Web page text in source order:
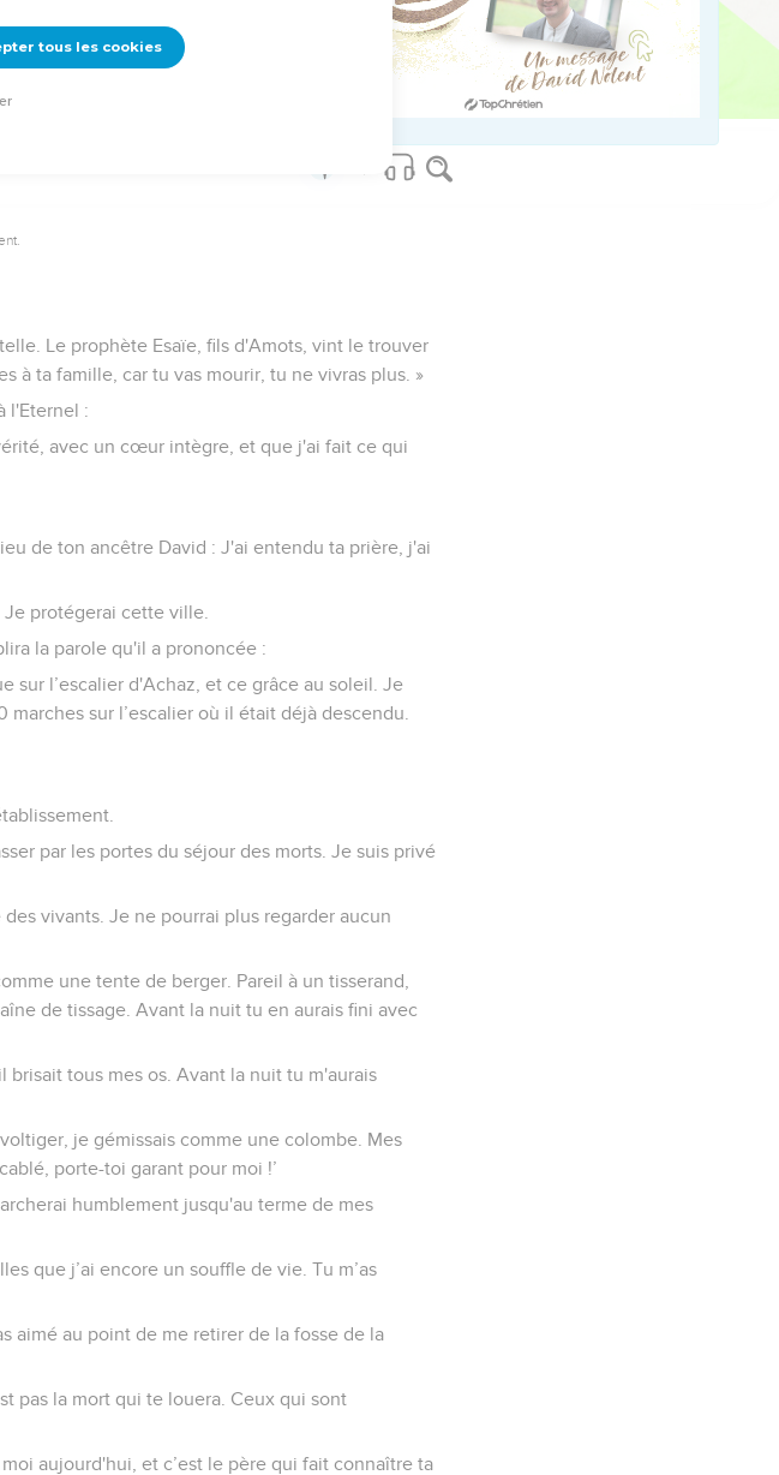
il resta à Ninive.
ses fils Adrammélec et Sharetser le
fils Esar-Haddon devint roi à sa place.
Le prophète Esaïe, fils d'Amots, vint le trouver
à ta famille, car tu vas mourir, tu ne vivras plus. »
l'Eternel :
avec un cœur intègre, et que j'ai fait ce qui
de ton ancêtre David : J'ai entendu ta prière, j'ai
protégerai cette ville.
la parole qu'il a prononcée :
sur l’escalier d'Achaz, et ce grâce au soleil. Je
marches sur l’escalier où il était déjà descendu.
par les portes du séjour des morts. Je suis privé
vivants. Je ne pourrai plus regarder aucun
une tente de berger. Pareil à un tisserand,
de tissage. Avant la nuit tu en aurais fini avec
brisait tous mes os. Avant la nuit tu m'aurais
je gémissais comme une colombe. Mes
porte-toi garant pour moi !’
humblement jusqu'au terme de mes
que j’ai encore un souffle de vie. Tu m’as
aimé au point de me retirer de la fosse de la
pas la mort qui te louera. Ceux qui sont
aujourd'hui, et c’est le père qui fait connaître ta
tous les cookies